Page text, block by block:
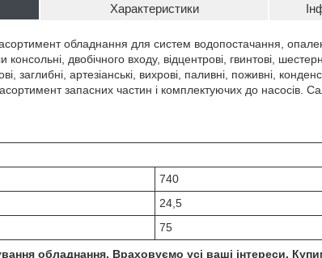
Характеристики
обладнання для систем водопостачання,
двобічного входу, відцентрові, гвинтові,
заглибні, артезіанські, вихрові, паливні, поживні,
запасних частин і комплектуючих до насосів.
740
24,5
75
обладнання. Враховуємо усі ваші інтереси.